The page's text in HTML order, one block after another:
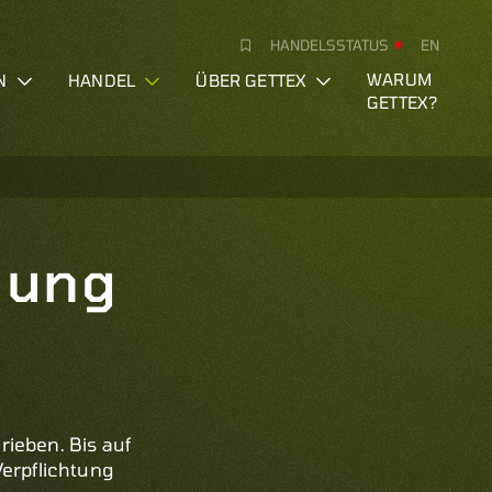
HANDELSSTATUS EN
HANDEL ÜBER GETTEX
WARUM
GETTEX?
Bis auf